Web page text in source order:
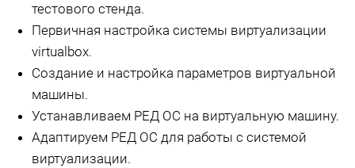
тестового стенда.
Первичная настройка системы виртуализации
virtualbox.
Создание и настройка параметров виртуальной
машины.
Устанавливаем РЕД ОС на виртуальную машину.
Адаптируем РЕД ОС для работы с системой
виртуализации.